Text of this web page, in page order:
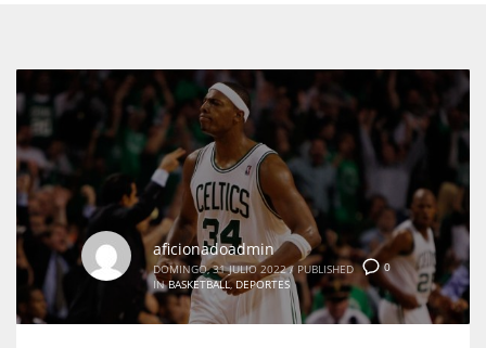
0
aficionadoadmin
DOMINGO, 31 JULIO 2022 / PUBLISHED
IN BASKETBALL,DEPORTES